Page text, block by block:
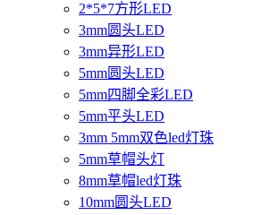
2*5*7方形LED
3mm圆头LED
3mm异形LED
5mm圆头LED
5mm四脚全彩LED
5mm平头LED
3mm 5mm双色led灯珠
5mm草帽头灯
8mm草帽led灯珠
10mm圆头LED